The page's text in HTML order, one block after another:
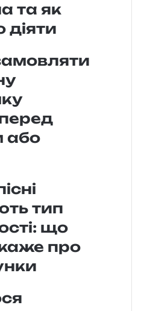
та як
діяти
або
тип
що
про